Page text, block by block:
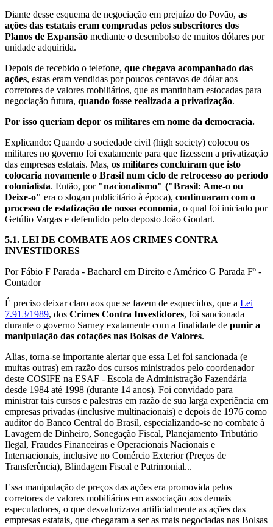
Diante desse esquema de negociação em prejuízo do Povão, as
ações das estatais eram compradas pelos subscritores dos
Planos de Expansão mediante o desembolso de muitos dólares por
unidade adquirida.
Depois de recebido o telefone, que chegava acompanhado das
ações, estas eram vendidas por poucos centavos de dólar aos
corretores de valores mobiliários, que as mantinham estocadas para
negociação futura, quando fosse realizada a privatização.
Por isso queriam depor os militares em nome da democracia.
Explicando: Quando a sociedade civil (high society) colocou os
militares no governo foi exatamente para que fizessem a privatização
das empresas estatais. Mas, os militares concluíram que isto
colocaria novamente o Brasil num ciclo de retrocesso ao período
colonialista. Então, por "nacionalismo" ("Brasil: Ame-o ou
Deixe-o" era o slogan publicitário à época), continuaram com o
processo de estatização de nossa economia, o qual foi iniciado por
Getúlio Vargas e defendido pelo deposto João Goulart.
5.1. LEI DE COMBATE AOS CRIMES CONTRA
INVESTIDORES
Por Fábio F Parada - Bacharel em Direito e Américo G Parada Fº -
Contador
É preciso deixar claro aos que se fazem de esquecidos, que a Lei
7.913/1989, dos Crimes Contra Investidores, foi sancionada
durante o governo Sarney exatamente com a finalidade de punir a
manipulação das cotações nas Bolsas de Valores.
Alias, torna-se importante alertar que essa Lei foi sancionada (e
muitas outras) em razão dos cursos ministrados pelo coordenador
deste COSIFE na ESAF - Escola de Administração Fazendária
desde 1984 até 1998 (durante 14 anos). Foi convidado para
ministrar tais cursos e palestras em razão de sua larga experiência em
empresas privadas (inclusive multinacionais) e depois de 1976 como
auditor do Banco Central do Brasil, especializando-se no combate à
Lavagem de Dinheiro, Sonegação Fiscal, Planejamento Tributário
Ilegal, Fraudes Financeiras e Operacionais Nacionais e
Internacionais, inclusive no Comércio Exterior (Preços de
Transferência), Blindagem Fiscal e Patrimonial...
Essa manipulação de preços das ações era promovida pelos
corretores de valores mobiliários em associação aos demais
especuladores, o que desvalorizava artificialmente as ações das
empresas estatais, que chegaram a ser as mais negociadas nas Bolsas